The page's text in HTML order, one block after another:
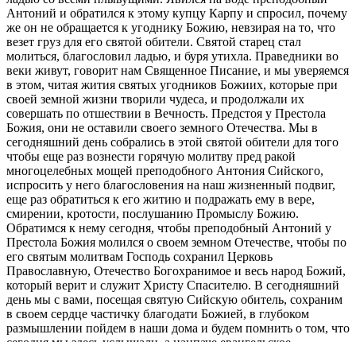
Антоний и обратился к этому купцу Карпу и спросил, почему
же он не обращается к угоднику Божию, невзирая на то, что
везет груз для его святой обители. Святой старец стал
молиться, благословил ладью, и буря утихла. Праведники во
веки живут, говорит нам Священное Писание, и мы уверяемся
в этом, читая жития святых угодников Божиих, которые при
своей земной жизни творили чудеса, и продолжали их
совершать по отшествии в Вечность. Предстоя у Престола
Божия, они не оставили своего земного Отечества. Мы в
сегодняшний день собрались в этой святой обители для того
чтобы еще раз вознести горячую молитву пред ракой
многоцелебных мощей преподобного Антония Сийского,
испросить у него благословения на наш жизненный подвиг,
еще раз обратиться к его житию и подражать ему в вере,
смирении, кротости, послушанию Промыслу Божию.
Обратимся к нему сегодня, чтобы преподобный Антоний у
Престола Божия молился о своем земном Отечестве, чтобы по
его святым молитвам Господь сохранил Церковь
Православную, Отечество Богохранимое и весь народ Божий,
который верит и служит Христу Спасителю. В сегодняшний
день мы с вами, посещая святую Сийскую обитель, сохраним
в своем сердце частичку благодати Божией, в глубоком
размышлении пойдем в наши дома и будем помнить о том, что